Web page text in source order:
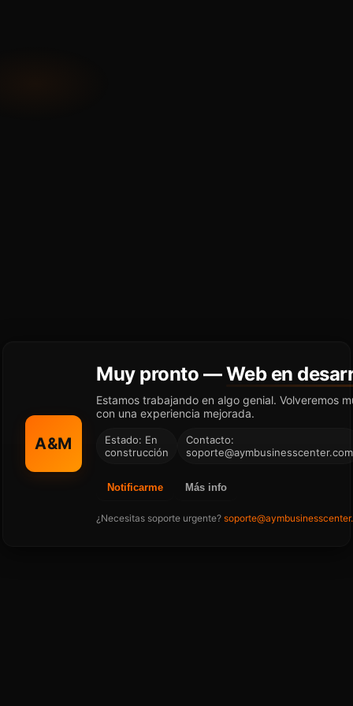
A&M
Muy pronto —Web en
Estamos trabajando en algo genial. Volveremos
con una experiencia mejorada.
Estado: En
construcción
Contacto:
soporte@aymbusinesscenter.com
Notificarme Más info
¿Necesitas soporte urgente?